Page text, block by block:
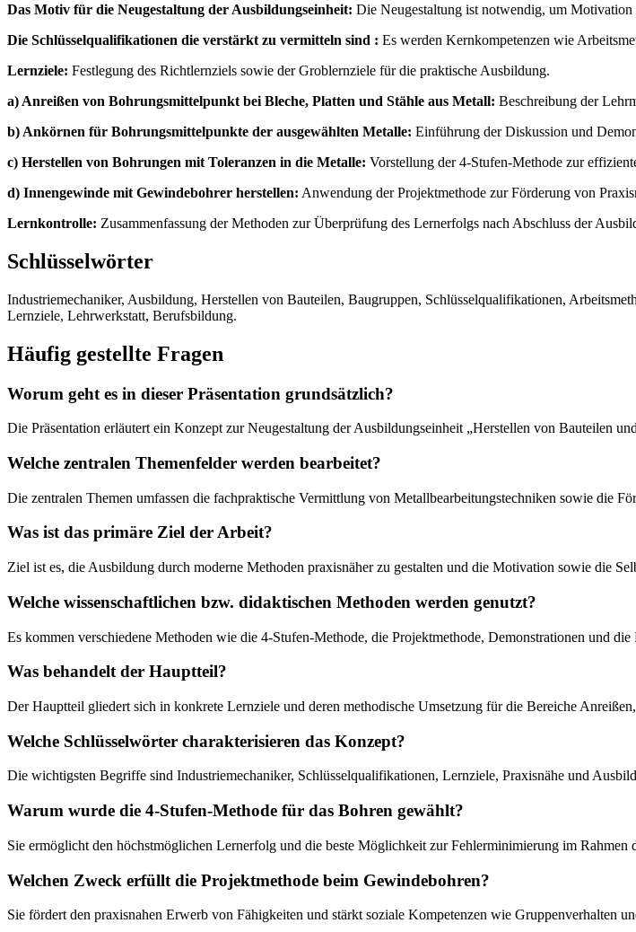
Das Motiv für die Neugestaltung der Ausbildungseinheit: Die Neugestaltung ist notwendig, um Motivation
Die Schlüsselqualifikationen die verstärkt zu vermitteln sind : Es werden Kernkompetenzen wie
Lernziele: Festlegung des Richtlernziels sowie der Groblernziele für die praktische Ausbildung.
a) Anreißen von Bohrungsmittelpunkt bei Bleche, Platten und Stähle aus Metall: Beschreibung der
b) Ankörnen für Bohrungsmittelpunkte der ausgewählten Metalle: Einführung der Diskussion und
c) Herstellen von Bohrungen mit Toleranzen in die Metalle: Vorstellung der 4-Stufen-Methode zur
d) Innengewinde mit Gewindebohrer herstellen: Anwendung der Projektmethode zur Förderung von
Lernkontrolle: Zusammenfassung der Methoden zur Überprüfung des Lernerfolgs nach Abschluss der
Schlüsselwörter
Industriemechaniker, Ausbildung, Herstellen von Bauteilen, Baugruppen, Schlüsselqualifikationen,
Lernziele, Lehrwerkstatt, Berufsbildung.
Häufig gestellte Fragen
Worum geht es in dieser Präsentation grundsätzlich?
Die Präsentation erläutert ein Konzept zur Neugestaltung der Ausbildungseinheit „Herstellen von Bauteilen
Welche zentralen Themenfelder werden bearbeitet?
Die zentralen Themen umfassen die fachpraktische Vermittlung von Metallbearbeitungstechniken sowie die
Was ist das primäre Ziel der Arbeit?
Ziel ist es, die Ausbildung durch moderne Methoden praxisnäher zu gestalten und die Motivation sowie die
Welche wissenschaftlichen bzw. didaktischen Methoden werden genutzt?
Es kommen verschiedene Methoden wie die 4-Stufen-Methode, die Projektmethode, Demonstrationen und
Was behandelt der Hauptteil?
Der Hauptteil gliedert sich in konkrete Lernziele und deren methodische Umsetzung für die Bereiche
Welche Schlüsselwörter charakterisieren das Konzept?
Die wichtigsten Begriffe sind Industriemechaniker, Schlüsselqualifikationen, Lernziele, Praxisnähe und
Warum wurde die 4-Stufen-Methode für das Bohren gewählt?
Sie ermöglicht den höchstmöglichen Lernerfolg und die beste Möglichkeit zur Fehlerminimierung im Rahmen
Welchen Zweck erfüllt die Projektmethode beim Gewindebohren?
Sie fördert den praxisnahen Erwerb von Fähigkeiten und stärkt soziale Kompetenzen wie Gruppenverhalten